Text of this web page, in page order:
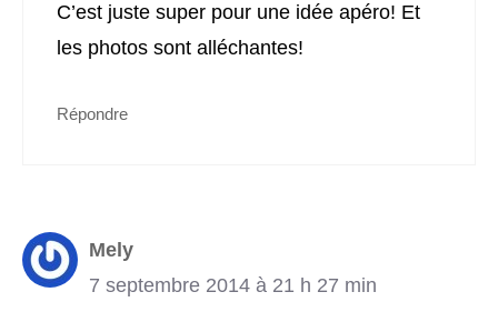
C’est juste super pour une idée apéro! Et
les photos sont alléchantes!
Répondre
Mely
7 septembre 2014 à 21 h 27 min